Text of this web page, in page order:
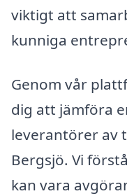
viktigt att
kunniga
Genom vår
dig att jämföra
leverantörer av
Bergsjö. Vi
kan vara